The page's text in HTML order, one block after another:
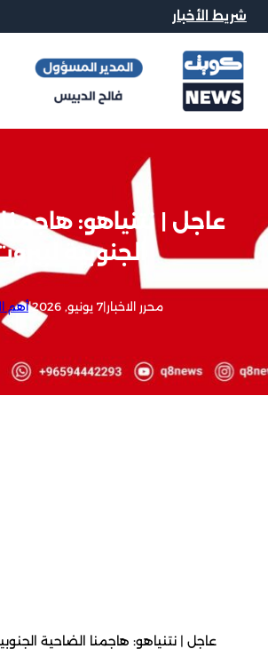
شريط الأخبار
عاجل | نتنياهو:
الجنوبية
محرر الاخبار|7 يونيو, 2026 |أهم
عاجل | نتنياهو: هاجمنا الضاحية